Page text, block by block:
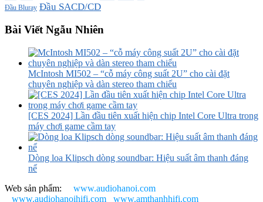
Đầu Bluray Đầu SACD/CD
Bài Viết Ngẫu Nhiên
McIntosh MI502 – “cỗ máy công suất 2U” cho cài đặt
chuyên nghiệp và dàn stereo tham chiếu
[CES 2024] Lần đầu tiên xuất hiện chip Intel Core Ultra trong
máy chơi game cầm tay
Dòng loa Klipsch dòng soundbar: Hiệu suất âm thanh đáng
nể
Web sản phẩm: www.audiohanoi.com
www.audiohanoihifi.com
www.amthanhhifi.com